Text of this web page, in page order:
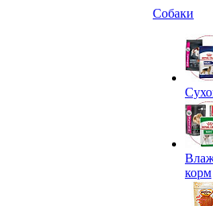
Собаки
корм